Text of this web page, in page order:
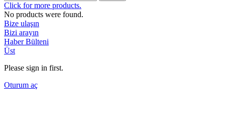
Click for more products.
No products were found.
Bize ulaşın
Bizi arayın
Haber Bülteni
Üst
Please sign in first.
Oturum aç